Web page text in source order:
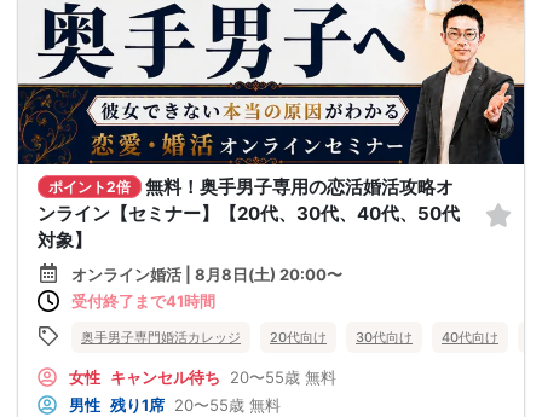
ポイント2倍
無料！奥手男子専用の恋活婚活攻略オ
ンライン【セミナー】【20代、30代、40代、50代
対象】
オンライン婚活 | 8月8日(土) 20:00〜
受付終了まで41時間
奥手男子専門婚活カレッジ 20代向け 30代向け 40代向け
女性 キャンセル待ち 20〜55歳 無料
男性 残り1席 20〜55歳 無料